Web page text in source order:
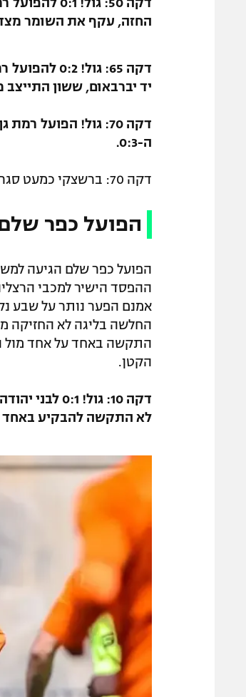
דקה 50:
החזה, עקף את השומר מצד
דקה 65:
יד יברבאום, ששון התייצב
דקה 70: גול! הפועל
ה-0:3.
דקה 70: ברשצקי כמעט סגר עניין עם השער השלישי, אבל נעצר אצל בומשטיין.
הפועל כפר שלם
הפועל כפר שלם הגיעה
אמנם הפער נותר על שבע
הקטן.
דקה 10:
לא התקשה להבקיע באחד